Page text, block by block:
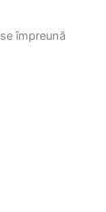
împreună